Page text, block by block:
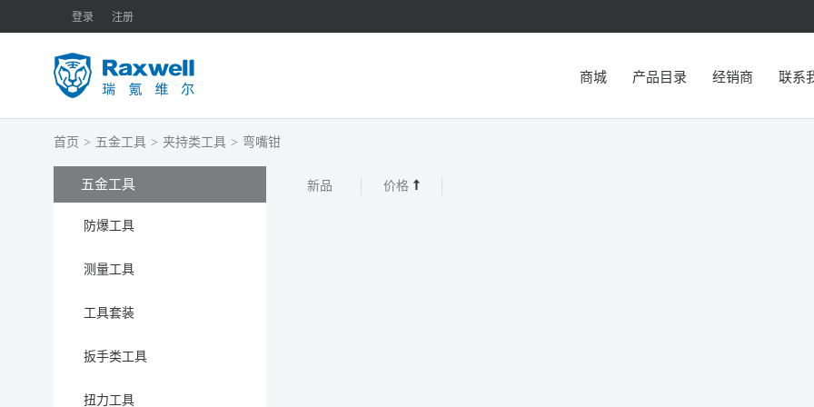
登录 注册
商城 产品目录 经销商 联系
首页 > 五金工具 > 夹持类工具 > 弯嘴钳
五金工具
防爆工具
测量工具
工具套装
扳手类工具
扭力工具
新品 价格